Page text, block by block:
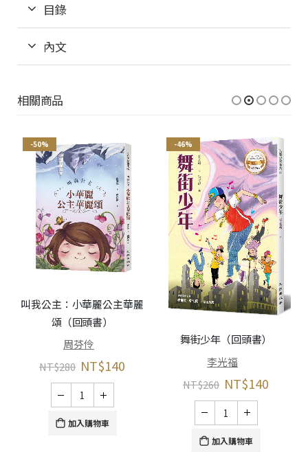
目錄
內文
相關商品
-50%
叫我公主：小華麗公主華麗
頌（回頭書）
周芬伶
NT$280 NT$140
加入購物車
-46%
舞街少年（回頭書）
李光福
NT$260 NT$140
加入購物車